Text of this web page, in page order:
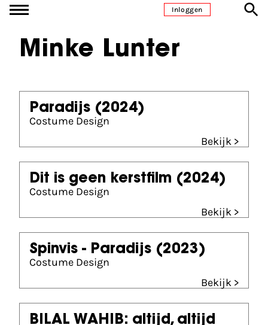
Ga naar inhoudInloggen
Minke Lunter
Paradijs (2024)
Costume Design
Bekijk >
Dit is geen kerstfilm (2024)
Costume Design
Bekijk >
Spinvis - Paradijs (2023)
Costume Design
Bekijk >
BILAL WAHIB: altijd, altijd